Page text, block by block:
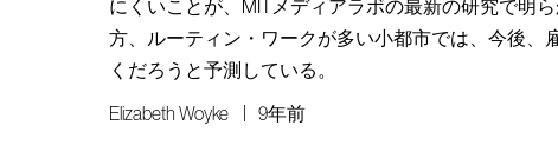
にくいことが、MITメディアラボの最新の研究で明
方、ルーティン・ワークが多い小都市では、今後、
くだろうと予測している。
Elizabeth Woyke 9年前